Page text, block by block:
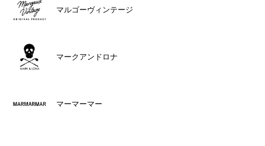
マルゴーヴィンテージ
マークアンドロナ
マーマーマー